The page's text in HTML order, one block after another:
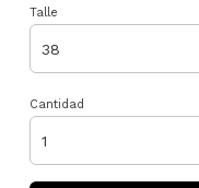
Talle
Cantidad